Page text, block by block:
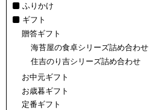
ふりかけ
ギフト
贈答ギフト
海苔屋の食卓シリーズ詰め合わせ
住吉のり吉シリーズ詰め合わせ
お中元ギフト
お歳暮ギフト
定番ギフト